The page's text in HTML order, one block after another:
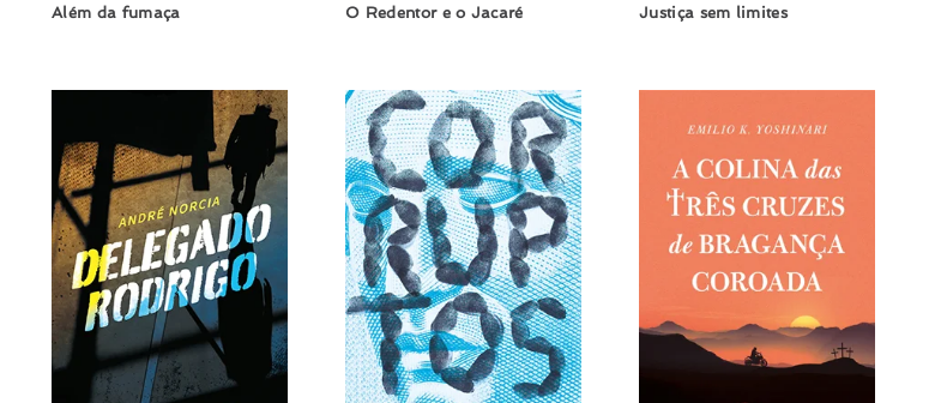
Além da fumaça O Redentor e o Jacaré Justiça sem limites